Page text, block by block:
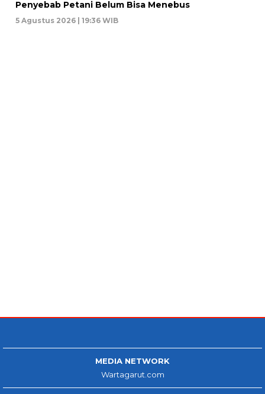
Penyebab Petani Belum Bisa Menebus
5 Agustus 2026 | 19:36 WIB
MEDIA NETWORK
Wartagarut.com